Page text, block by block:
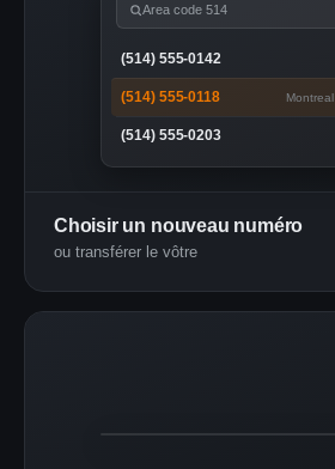
Area code 514
(514) 555-0142
(514) 555-0118 Montreal
(514) 555-0203
Choisir un nouveau numéro
ou transférer le vôtre